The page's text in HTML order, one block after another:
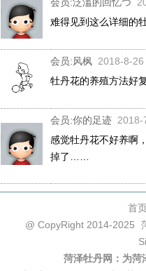
难得见到这么详细的
会员: 风枫 2018-8-26
牡丹花的养殖方法好
会员:你的足迹 2018-
感觉牡丹花不好养啊
掉了……
首
@ CopyRight 2014-2025
菏泽牡丹网：为菏